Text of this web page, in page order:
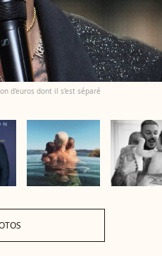
d'euros dont il s'est séparé